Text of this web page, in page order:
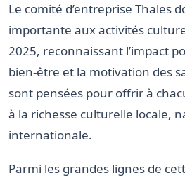
Le comité d’entreprise Thales
importante aux activités
2025, reconnaissant l’impact
bien-être et la motivation des
sont pensées pour offrir à
à la richesse culturelle locale,
internationale.
Parmi les grandes lignes de